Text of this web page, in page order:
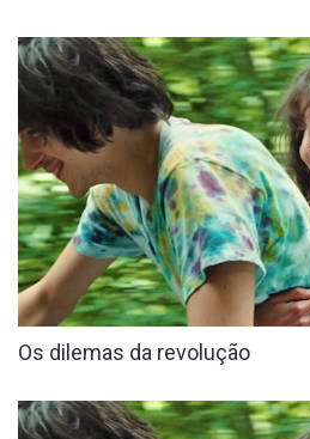
Os dilemas da revolução